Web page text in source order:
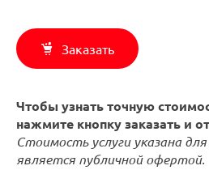
Заказать
Чтобы узнать точную
нажмите кнопку заказать и
Стоимость услуги указана
является публичной офертой.